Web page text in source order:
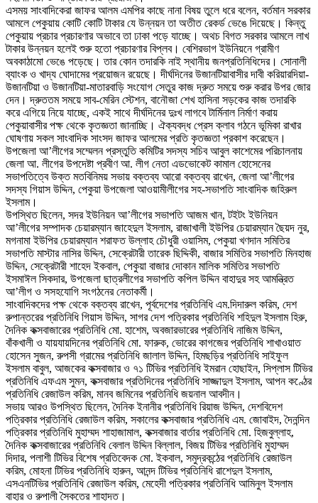
এসময় সাংবাদিকেরা জাফর আলম এমপির কাছে নানা বিষয় তুলে ধরে বলেন, বর্তমান সরকার
আমলে পেকুয়ায় কোটি কোটি টাকার যে উন্নয়ন তা অতীত রেকর্ড ভেঙে দিয়েছে। কিন্তু
পেকুয়ায় প্রচার প্রচারণার অভাবে তা ঢাকা পড়ে যাচ্ছে। অথচ বিগত সরকার আমলে লাখ
টাকার উন্নয়ন হলেই শুরু হতো প্রচারণার বিপ্লব। বেশিরভাগ ইউনিয়নে গ্রামীণ
অবকাঠামো ভেঙে পড়েছে। তার কোন তদারকি নাই স্থানীয় জনপ্রতিনিধিদের। সোনালী
ব্যাংক ও খাদ্য ঘোদামের প্রয়োজন রয়েছে। দীর্ঘদিনের উজানটিয়াবাসীর দাবী করিয়ারদিয়া-
উজানটিয়া ও উজানটিয়া-মাতারবাড়ি সংযোগ সেতুর কাজ দ্রুত সময়ে শুরু করার উপর জোর
দেন। দ্রুততম সময়ে সাব-মেরিন স্টেশন, বানৌজা শেখ হাসিনা সড়কের কাজ তদারকি
করে এগিয়ে নিয়ে যাচ্ছে, একই সাথে দীর্ঘদিনের দুঃখ লাগবে টার্মিনাল নির্মাণ করায়
পেকুয়াবাসীর পক্ষ থেকে কৃতজ্ঞতা জানাচ্ছি। ঐক্যবদ্ধ প্রেস ক্লাব গঠনে ভূমিকা রাখার
ঘোষণায় সকল সাংবাদিক সাংসদ জাফর আলমের প্রতি কৃতজ্ঞতা প্রকাশ করেছেন।
উপজেলা আ’লীগের সম্মেলন প্রস্তুতি কমিটির সদস্য সচিব আবুল কাশেমের পরিচালনায়
জেলা আ. লীগের উপদেষ্টা প্রবীণ আ. লীগ নেতা এডভোকেট কামাল হোসেনের
সভাপতিত্বে উক্ত মতবিনিময় সভায় বক্তব্য আরো বক্তব্য রাখেন, জেলা আ’লীগের
সদস্য গিয়াস উদ্দিন, পেকুয়া উপজেলা আওয়ামীলীগের সহ-সভাপতি সাংবাদিক জহিরুল
ইসলাম।
উপস্থিত ছিলেন, সদর ইউনিয়ন আ’লীগের সভাপতি আজম খান, টইটং ইউনিয়ন
আ’লীগের সম্পাদক চেয়ারম্যান জাহেদুল ইসলাম, রাজাখালী ইউপির চেয়ারম্যান ছৈয়দ নুর,
মগনামা ইউপির চেয়ারম্যান শরাফত উল্লাহ চৌধুরী ওয়াসিম, পেকুয়া খণদান সমিতির
সভাপতি মাস্টার নাসির উদ্দিন, সেক্রেটারী তারেক ছিদ্দিকী, বাজার সমিতির সভাপতি মিনহাজ
উদ্দিন, সেক্রেটারী শাহেদ ইকবাল, পেকুয়া বাজার দোকান মালিক সমিতির সভাপতি
ইসমাঈল সিকদার, উপজেলা ছাত্রলীগের সভাপতি কপিল উদ্দিন বাহাদুর সহ আমন্ত্রিত
আ’লীগ ও সসহযোগি সংগঠনের নেতাকর্মী।
সাংবাদিকদের পক্ষ থেকে বক্তব্য রাখেন, পূর্বদেশের প্রতিনিধি এম.দিদারুল করিম, দেশ
রুপান্তরের প্রতিনিধি গিয়াস উদ্দিন, সাগর দেশ পত্রিকার প্রতিনিধি শহিদুল ইসলাম হিরু,
দৈনিক কক্সবাজারের প্রতিনিধি মো. হাশেম, অবজারভারের প্রতিনিধি নাজিম উদ্দিন,
বাঁকখালী ও যায়যায়দিনের প্রতিনিধি মো. ফারুক, ভোরের কাগজের প্রতিনিধি শাখাওয়াত
হোসেন সুজন, রুপসী গ্রামের প্রতিনিধি জালাল উদ্দিন, হিমছড়ির প্রতিনিধি সাইফুল
ইসলাম বাবুল, আজকের কক্সবাজার ও ৭১ টিভির প্রতিনিধি ইমরান হোছাইন, সিপ্লাস টিভির
প্রতিনিধি এফএম সুমন, কক্সবাজার প্রতিদিনের প্রতিনিধি সাজ্জাদুল ইসলাম, আপন কণ্ঠের
প্রতিনিধি রেজাউল করিম, মানব জমিনের প্রতিনিধি জয়নাল আবদীন।
সভায় আরও উপস্থিত ছিলেন, দৈনিক ইনানীর প্রতিনিধি রিয়াজ উদ্দিন, দেশবিদেশ
পত্রিকার প্রতিনিধি রেজাউল করিম, সকালের কক্সবাজার প্রতিনিধি এম. জোবাইদ, দৈনন্দিন
পত্রিকার প্রতিনিধি মুহাম্মদ শাহাজামাল, কক্সবাজার বার্তার প্রতিনিধি মো. হিজবুল্লাহ,
দৈনিক কক্সবাজারের প্রতিনিধি বেলাল উদ্দিন বিল্লাল, বিজয় টিভির প্রতিনিধি মুহাম্মদ
দিদার, পলাশী টিভির বিশেষ প্রতিবেদক মো. ইকবাল, সমুদ্রকন্ঠের প্রতিনিধি রেজাউল
করিম, মোহনা টিভির প্রতিনিধি হারুন, আনন্দ টিভির প্রতিনিধি রাশেদুল ইসলাম,
এসএনটিভির প্রতিনিধি রেজাউল করিম, মেহেদী পত্রিকার প্রতিনিধি আমিনুল ইসলাম
বাহার ও রুপালী সৈকতের শাহাদত।